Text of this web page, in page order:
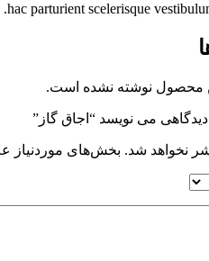
hac parturient scelerisque
محصول نوشته نشده است.
می نویسد “اجاق گاز”
نخواهد شد. بخش‌های موردنیاز